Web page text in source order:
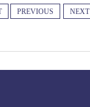
PREVIOUS NEXT